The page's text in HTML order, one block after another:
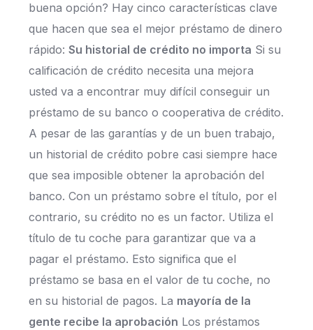
buena opción? Hay cinco características clave
que hacen que sea el mejor préstamo de dinero
rápido: Su historial de crédito no importa Si su
calificación de crédito necesita una mejora
usted va a encontrar muy difícil conseguir un
préstamo de su banco o cooperativa de crédito.
A pesar de las garantías y de un buen trabajo,
un historial de crédito pobre casi siempre hace
que sea imposible obtener la aprobación del
banco. Con un préstamo sobre el título, por el
contrario, su crédito no es un factor. Utiliza el
título de tu coche para garantizar que va a
pagar el préstamo. Esto significa que el
préstamo se basa en el valor de tu coche, no
en su historial de pagos. La mayoría de la
gente recibe la aprobación Los préstamos